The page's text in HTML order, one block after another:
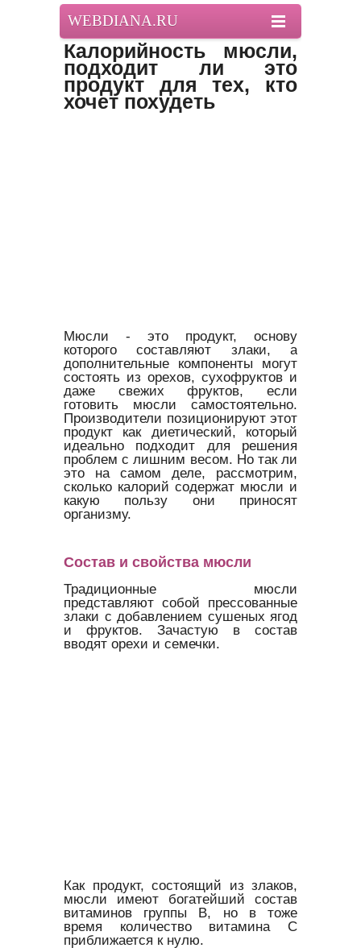
WEBDIANA.RU
Калорийность мюсли,
подходит ли это
продукт для тех, кто
хочет похудеть
Мюсли - это продукт, основу
которого составляют злаки, а
дополнительные компоненты могут
состоять из орехов, сухофруктов и
даже свежих фруктов, если
готовить мюсли самостоятельно.
Производители позиционируют этот
продукт как диетический, который
идеально подходит для решения
проблем с лишним весом. Но так ли
это на самом деле, рассмотрим,
сколько калорий содержат мюсли и
какую пользу они приносят
организму.
Состав и свойства мюсли
Традиционные мюсли
представляют собой прессованные
злаки с добавлением сушеных ягод
и фруктов. Зачастую в состав
вводят орехи и семечки.
Как продукт, состоящий из злаков,
мюсли имеют богатейший состав
витаминов группы В, но в тоже
время количество витамина С
приближается к нулю.